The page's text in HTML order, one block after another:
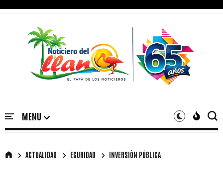
ACTUALIDAD EGURIDAD INVERSIÓN PÚBLICA